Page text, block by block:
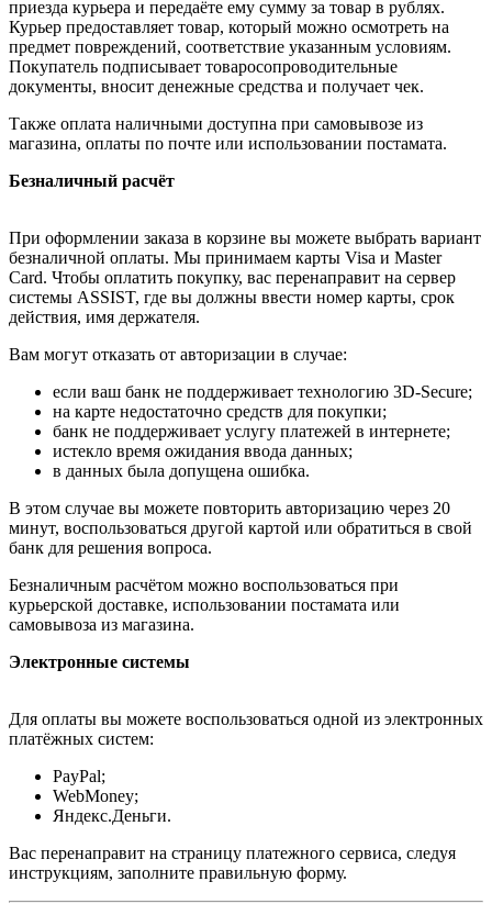
приезда курьера и передаёте ему сумму за товар в рублях.
Курьер предоставляет товар, который можно осмотреть на
предмет повреждений, соответствие указанным условиям.
Покупатель подписывает товаросопроводительные
документы, вносит денежные средства и получает чек.
Также оплата наличными доступна при самовывозе из
магазина, оплаты по почте или использовании постамата.
Безналичный расчёт
При оформлении заказа в корзине вы можете выбрать вариант
безналичной оплаты. Мы принимаем карты Visa и Master
Card. Чтобы оплатить покупку, вас перенаправит на сервер
системы ASSIST, где вы должны ввести номер карты, срок
действия, имя держателя.
Вам могут отказать от авторизации в случае:
если ваш банк не поддерживает технологию 3D-Secure;
на карте недостаточно средств для покупки;
банк не поддерживает услугу платежей в интернете;
истекло время ожидания ввода данных;
в данных была допущена ошибка.
В этом случае вы можете повторить авторизацию через 20
минут, воспользоваться другой картой или обратиться в свой
банк для решения вопроса.
Безналичным расчётом можно воспользоваться при
курьерской доставке, использовании постамата или
самовывоза из магазина.
Электронные системы
Для оплаты вы можете воспользоваться одной из электронных
платёжных систем:
PayPal;
WebMoney;
Яндекс.Деньги.
Вас перенаправит на страницу платежного сервиса, следуя
инструкциям, заполните правильную форму.